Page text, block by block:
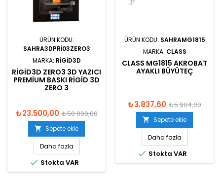
ÜRÜN KODU:
SAHRA3DPRI03ZERO3
MARKA: RIGID3D
RIGID3D ZERO3 3D YAZICI
PREMIUM BASKI RIGID 3D
ZERO 3
₺23.500,00 ₺50.000,00
 Sepete ekle
Daha fazla
 Stokta VAR
ÜRÜN KODU: SAHRAMG1815
MARKA: CLASS
CLASS MG1815 AKROBAT
AYAKLI BÜYÜTEÇ
₺3.837,60 ₺5.904,00
 Sepete ekle
Daha fazla
 Stokta VAR